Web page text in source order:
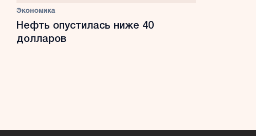
Экономика
Нефть опустилась ниже 40
долларов